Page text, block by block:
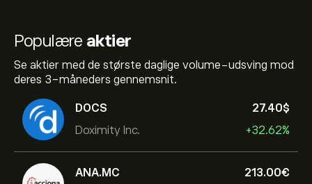
Populære aktier
Se aktier med de største daglige volume-udsving mod
deres 3-måneders gennemsnit.
DOCS
Doximity Inc.
27.40‎$‎
+32.62%
ANA.MC
213.00‎€‎